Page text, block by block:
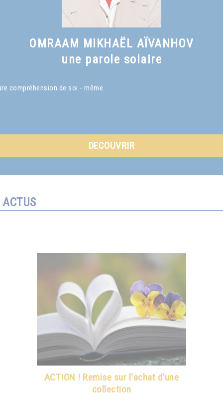
OMRAAM MIKHAËL AÏVANHOV
une parole solaire
compréhension de soi - même.
DECOUVRIR
ACTUS
ACTION ! Remise sur l'achat d'une
collection